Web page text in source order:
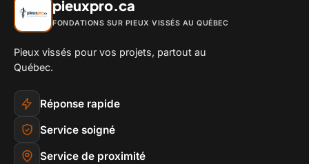
pieuxpro.ca
FONDATIONS SUR PIEUX VISSÉS AU QUÉBEC
Pieux vissés pour vos projets, partout au
Québec.
Réponse rapide
Service soigné
Service de proximité